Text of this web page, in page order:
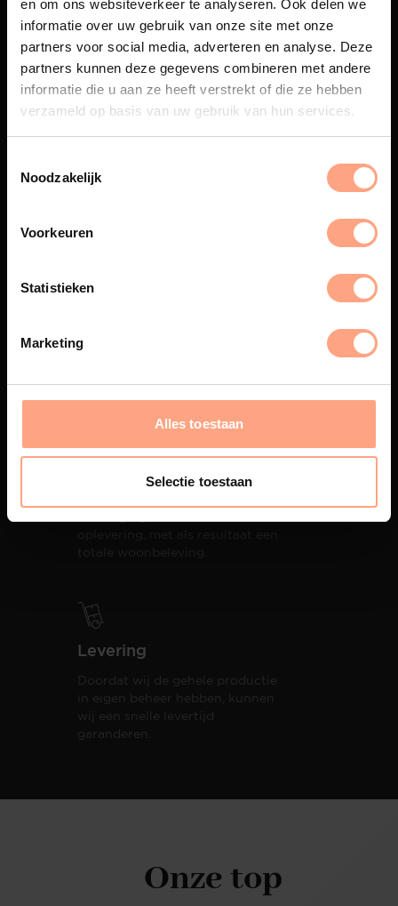
en om ons websiteverkeer te analyseren. Ook delen we
informatie over uw gebruik van onze site met onze
partners voor social media, adverteren en analyse. Deze
partners kunnen deze gegevens combineren met andere
informatie die u aan ze heeft verstrekt of die ze hebben
verzameld op basis van uw gebruik van hun services.
Noodzakelijk
Voorkeuren
Statistieken
Marketing
Alles toestaan
Selectie toestaan
Maatwerk
Een exclusieve handgemaakte
vakmanschap en design
samenkomen.
Spuiterij
een hoogwaardige twee
Levering
Doordat wij de gehele productie
in eigen beheer hebben, kunnen
wij een snelle levertijd
garanderen.
Onze top